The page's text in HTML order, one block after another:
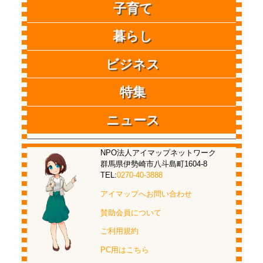
子育て
暮らし
ビジネス
特集
ニュース
NPO法人アイマップネットワーク
群馬県伊勢崎市八斗島町1604-8
TEL:0270-40-3888
アイマップへお問い合わせ
賛助会員について
ご利用規約
PC用はこちら